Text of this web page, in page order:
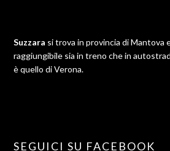
Suzzara si trova in provincia di Mantova
raggiungibile sia in treno che in
è quello di Verona.
SEGUICI SU FACEBOOK